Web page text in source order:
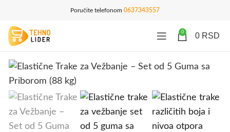
Poručite telefonom 0637343557
0 0 RSD